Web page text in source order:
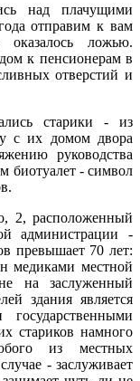
над плачущими
отправим к вам
ложью.
к пенсионерам в
отверстий и
старики - из
с их домом двора
руководства
биотуалет - символ
2, расположенный
администрации -
превышает 70 лет:
медиками местной
на заслуженный
здания является
стариков намного
из местных
- заслуживает